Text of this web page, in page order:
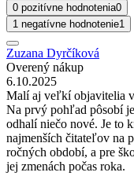
0 pozitívne hodnotenia0
1 negatívne hodnotenie1
Zuzana Dyrčíková
Overený nákup
6.10.2025
Malí aj veľkí objavitelia
Na prvý pohľad pôsobí
odhalí niečo nové. Je to
najmenších čitateľov na
ročných období, a pre
jej zmenách počas roka.